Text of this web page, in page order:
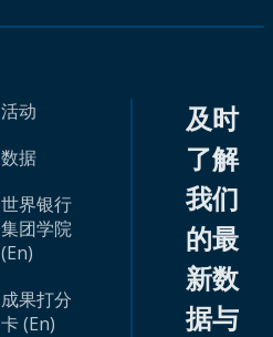
活动
数据
世界银行
集团学院
(En)
成果打分
卡 (En)
及时
了解
我们
的最
新数
据与